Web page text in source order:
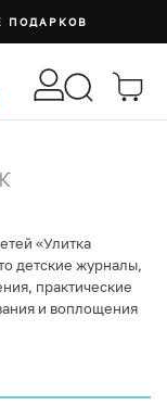
ПОДАРКОВ
«Улитка
детские журналы,
практические
и воплощения